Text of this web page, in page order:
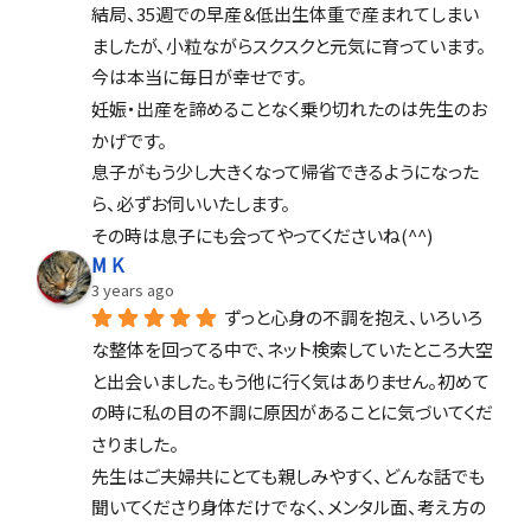
結局、35週での早産＆低出生体重で産まれてしまい
ましたが、小粒ながらスクスクと元気に育っています。
今は本当に毎日が幸せです。
妊娠・出産を諦めることなく乗り切れたのは先生のお
かげです。
息子がもう少し大きくなって帰省できるようになった
ら、必ずお伺いいたします。
その時は息子にも会ってやってくださいね(^^)
M K
3 years ago
ずっと心身の不調を抱え、いろいろ
な整体を回ってる中で、ネット検索していたところ大空
と出会いました。もう他に行く気はありません。初めて
の時に私の目の不調に原因があることに気づいてくだ
さりました。
先生はご夫婦共にとても親しみやすく、どんな話でも
聞いてくださり身体だけでなく、メンタル面、考え方の